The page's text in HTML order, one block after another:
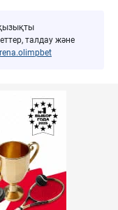
талдау және